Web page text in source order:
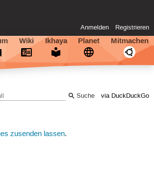
Anmelden Registrieren
Wiki Ikhaya Planet Mitmachen
via DuckDuckGo
zusenden lassen.